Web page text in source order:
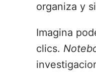
organiza y
Imagina
clics.